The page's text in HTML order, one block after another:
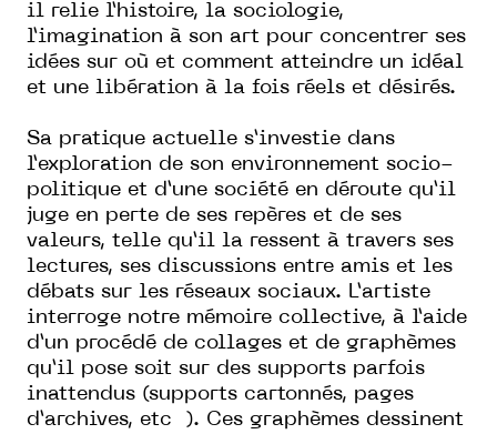
il relie l’histoire, la sociologie,
l’imagination à son art pour concentrer ses
idées sur où et comment atteindre un idéal
et une libération à la fois réels et désirés.
Sa pratique actuelle s’investie dans
l’exploration de son environnement socio-
politique et d’une société en déroute qu’il
juge en perte de ses repères et de ses
valeurs, telle qu’il la ressent à travers ses
lectures, ses discussions entre amis et les
débats sur les réseaux sociaux. L’artiste
interroge notre mémoire collective, à l’aide
d’un procédé de collages et de graphèmes
qu’il pose soit sur des supports parfois
inattendus (supports cartonnés, pages
d’archives, etc
). Ces graphèmes dessinent